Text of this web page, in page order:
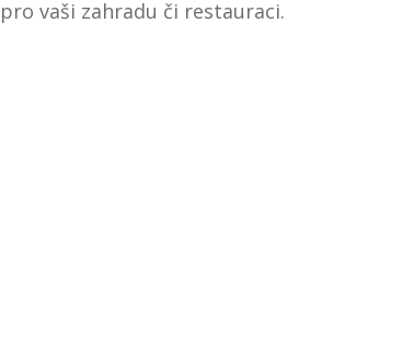
vaši zahradu či restauraci.